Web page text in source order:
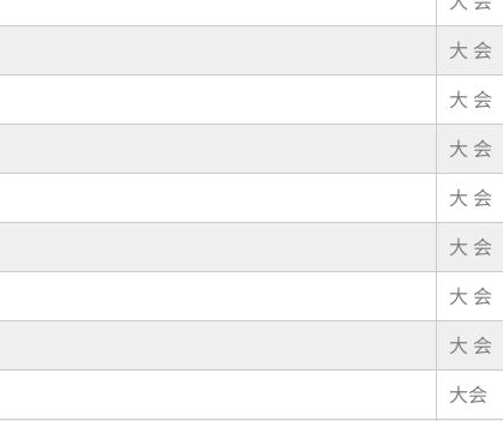
大 会
大 会
大 会
大 会
大 会
大 会
大 会
大会